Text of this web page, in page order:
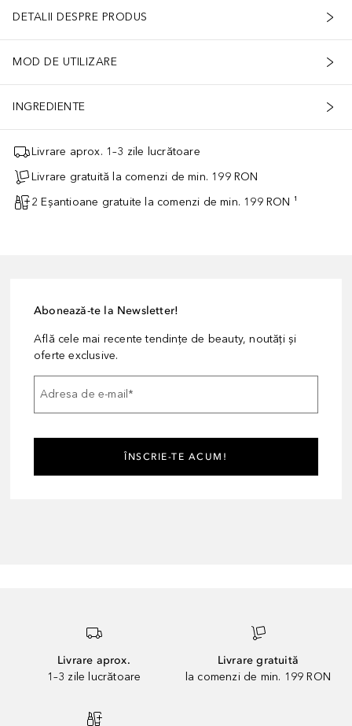
DETALII DESPRE PRODUS
MOD DE UTILIZARE
INGREDIENTE
Livrare aprox. 1–3 zile lucrătoare
Livrare gratuită la comenzi de min. 199 RON
2 Eșantioane gratuite la comenzi de min. 199 RON ¹
Abonează-te la Newsletter!
Află cele mai recente tendințe de beauty, noutăți și
oferte exclusive.
Adresa de e-mail*
ÎNSCRIE-TE ACUM!
Livrare aprox.
1–3 zile lucrătoare
Livrare gratuită
la comenzi de min. 199 RON